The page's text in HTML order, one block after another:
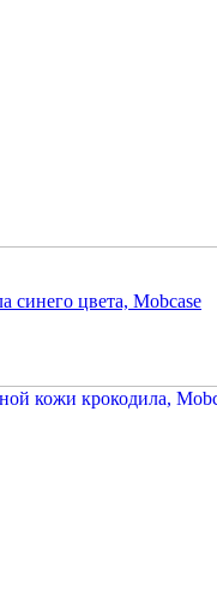
синего цвета, Mobcase